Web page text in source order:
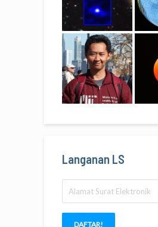
Langanan LS
Surat
Elektronik
DAFTAR!